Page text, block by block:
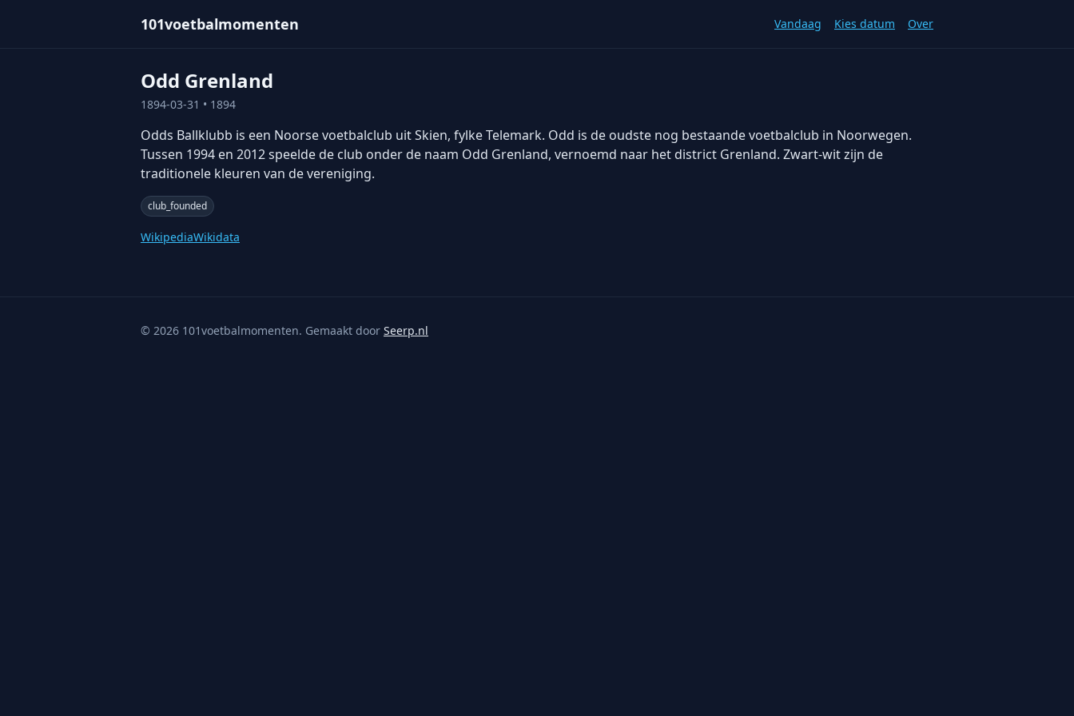
101voetbalmomenten Vandaag Kies datum Over
Odd Grenland
1894-03-31 • 1894
Odds Ballklubb is een Noorse voetbalclub uit Skien, fylke Telemark. Odd is de oudste nog bestaande voetbalclub in Noorwegen.
Tussen 1994 en 2012 speelde de club onder de naam Odd Grenland, vernoemd naar het district Grenland. Zwart-wit zijn de
traditionele kleuren van de vereniging.
club_founded
WikipediaWikidata
© 2026 101voetbalmomenten. Gemaakt door Seerp.nl